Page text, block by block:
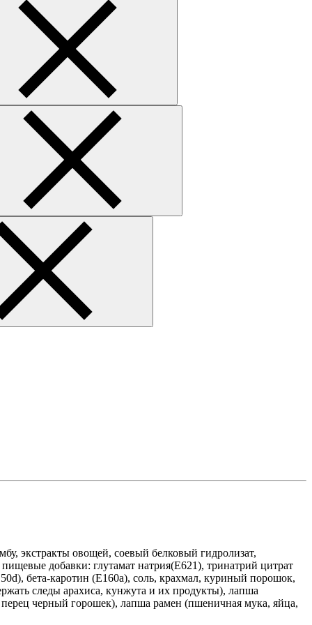
экстракты овощей, соевый белковый гидролизат,
добавки: глутамат натрия(Е621), тринатрий цитрат
бета-каротин (Е160a), соль, крахмал, куриный порошок,
следы арахиса, кунжута и их продукты), лапша
черный горошек), лапша рамен (пшеничная мука, яйца,